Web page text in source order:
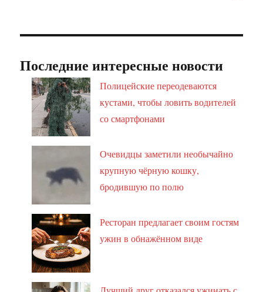
Последние интересные новости
Полицейские переодеваются
кустами, чтобы ловить водителей
со смартфонами
Очевидцы заметили необычайно
крупную чёрную кошку,
бродившую по полю
Ресторан предлагает своим гостям
ужин в обнажённом виде